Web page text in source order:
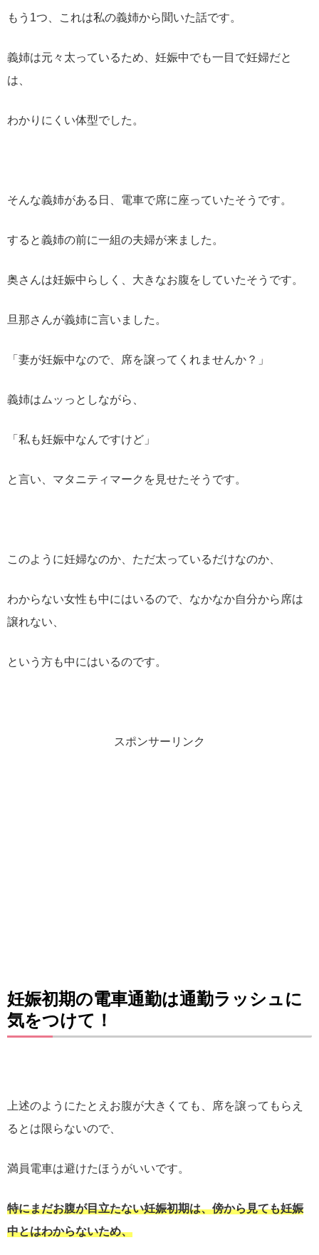
もう1つ、これは私の義姉から聞いた話です。
義姉は元々太っているため、妊娠中でも一目で妊婦だと
は、
わかりにくい体型でした。
そんな義姉がある日、電車で席に座っていたそうです。
すると義姉の前に一組の夫婦が来ました。
奥さんは妊娠中らしく、大きなお腹をしていたそうです。
旦那さんが義姉に言いました。
「妻が妊娠中なので、席を譲ってくれませんか？」
義姉はムッっとしながら、
「私も妊娠中なんですけど」
と言い、マタニティマークを見せたそうです。
このように妊婦なのか、ただ太っているだけなのか、
わからない女性も中にはいるので、なかなか自分から席は
譲れない、
という方も中にはいるのです。
スポンサーリンク
妊娠初期の電車通勤は通勤ラッシュに
気をつけて！
上述のようにたとえお腹が大きくても、席を譲ってもらえ
るとは限らないので、
満員電車は避けたほうがいいです。
特にまだお腹が目立たない妊娠初期は、傍から見ても妊娠
中とはわからないため、